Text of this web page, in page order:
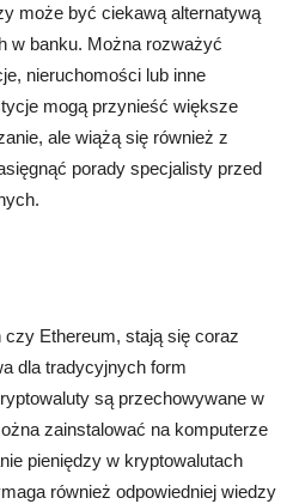
może być ciekawą alternatywą
w banku. Można rozważyć
nieruchomości lub inne
mogą przynieść większe
ale wiążą się również z
porady specjalisty przed
Ethereum, stają się coraz
dla tradycyjnych form
są przechowywane w
zainstalować na komputerze
pieniędzy w kryptowalutach
również odpowiedniej wiedzy